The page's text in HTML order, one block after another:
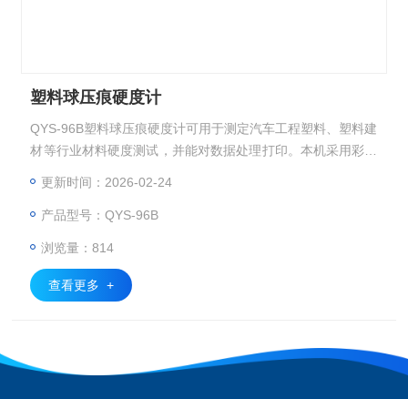
塑料球压痕硬度计
QYS-96B塑料球压痕硬度计可用于测定汽车工程塑料、塑料建
材等行业材料硬度测试，并能对数据处理打印。本机采用彩色
更新时间：2026-02-24
产品型号：QYS-96B
浏览量：814
查看更多 +